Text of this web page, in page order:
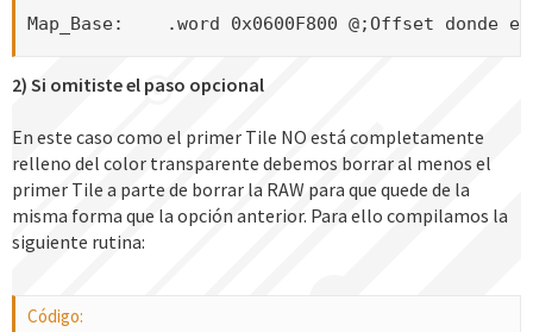
Map_Base:    .word 0x0600F800 @;Offset donde
2) Si omitiste el paso opcional
En este caso como el primer Tile NO está completamente
relleno del color transparente debemos borrar al menos el
primer Tile a parte de borrar la RAW para que quede de la
misma forma que la opción anterior. Para ello compilamos la
siguiente rutina:
Código: